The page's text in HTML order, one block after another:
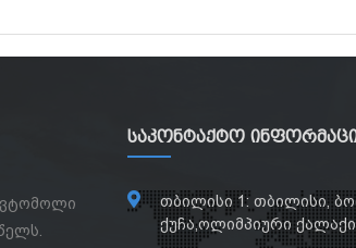
Საკონტაქტო
თბილისი 1: თბილისი,
ქუჩა,ოლიმპიური